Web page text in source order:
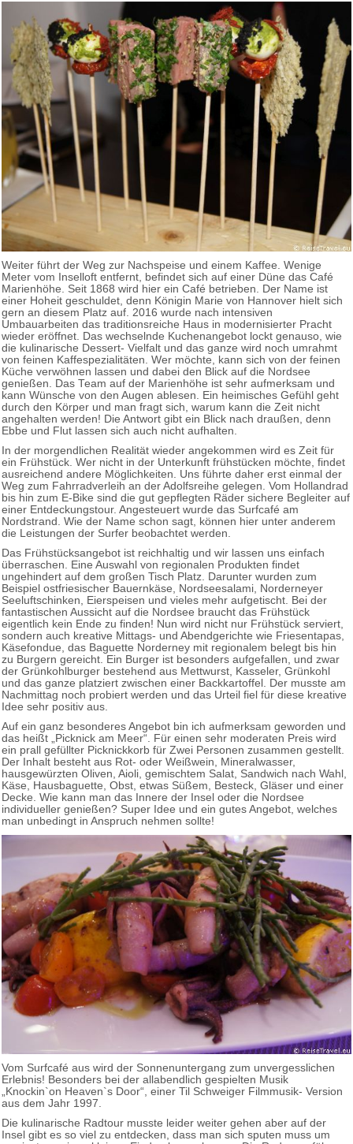
Weiter führt der Weg zur Nachspeise und einem Kaffee. Wenige
Meter vom Inselloft entfernt, befindet sich auf einer Düne das Café
Marienhöhe. Seit 1868 wird hier ein Café betrieben. Der Name ist
einer Hoheit geschuldet, denn Königin Marie von Hannover hielt sich
gern an diesem Platz auf. 2016 wurde nach intensiven
Umbauarbeiten das traditionsreiche Haus in modernisierter Pracht
wieder eröffnet. Das wechselnde Kuchenangebot lockt genauso, wie
die kulinarische Dessert- Vielfalt und das ganze wird noch umrahmt
von feinen Kaffespezialitäten. Wer möchte, kann sich von der feinen
Küche verwöhnen lassen und dabei den Blick auf die Nordsee
genießen. Das Team auf der Marienhöhe ist sehr aufmerksam und
kann Wünsche von den Augen ablesen. Ein heimisches Gefühl geht
durch den Körper und man fragt sich, warum kann die Zeit nicht
angehalten werden! Die Antwort gibt ein Blick nach draußen, denn
Ebbe und Flut lassen sich auch nicht aufhalten.
In der morgendlichen Realität wieder angekommen wird es Zeit für
ein Frühstück. Wer nicht in der Unterkunft frühstücken möchte, findet
ausreichend andere Möglichkeiten. Uns führte daher erst einmal der
Weg zum Fahrradverleih an der Adolfsreihe gelegen. Vom Hollandrad
bis hin zum E-Bike sind die gut gepflegten Räder sichere Begleiter auf
einer Entdeckungstour. Angesteuert wurde das Surfcafé am
Nordstrand. Wie der Name schon sagt, können hier unter anderem
die Leistungen der Surfer beobachtet werden.
Das Frühstücksangebot ist reichhaltig und wir lassen uns einfach
überraschen. Eine Auswahl von regionalen Produkten findet
ungehindert auf dem großen Tisch Platz. Darunter wurden zum
Beispiel ostfriesischer Bauernkäse, Nordseesalami, Norderneyer
Seeluftschinken, Eierspeisen und vieles mehr aufgetischt. Bei der
fantastischen Aussicht auf die Nordsee braucht das Frühstück
eigentlich kein Ende zu finden! Nun wird nicht nur Frühstück serviert,
sondern auch kreative Mittags- und Abendgerichte wie Friesentapas,
Käsefondue, das Baguette Norderney mit regionalem belegt bis hin
zu Burgern gereicht. Ein Burger ist besonders aufgefallen, und zwar
der Grünkohlburger bestehend aus Mettwurst, Kasseler, Grünkohl
und das ganze platziert zwischen einer Backkartoffel. Der musste am
Nachmittag noch probiert werden und das Urteil fiel für diese kreative
Idee sehr positiv aus.
Auf ein ganz besonderes Angebot bin ich aufmerksam geworden und
das heißt „Picknick am Meer“. Für einen sehr moderaten Preis wird
ein prall gefüllter Picknickkorb für Zwei Personen zusammen gestellt.
Der Inhalt besteht aus Rot- oder Weißwein, Mineralwasser,
hausgewürzten Oliven, Aioli, gemischtem Salat, Sandwich nach Wahl,
Käse, Hausbaguette, Obst, etwas Süßem, Besteck, Gläser und einer
Decke. Wie kann man das Innere der Insel oder die Nordsee
individueller genießen? Super Idee und ein gutes Angebot, welches
man unbedingt in Anspruch nehmen sollte!
Vom Surfcafé aus wird der Sonnenuntergang zum unvergesslichen
Erlebnis! Besonders bei der allabendlich gespielten Musik
„Knockin`on Heaven`s Door“, einer Til Schweiger Filmmusik- Version
aus dem Jahr 1997.
Die kulinarische Radtour musste leider weiter gehen aber auf der
Insel gibt es so viel zu entdecken, dass man sich sputen muss um